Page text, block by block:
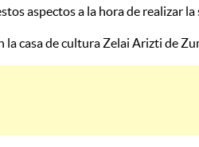
aspectos a la hora de realizar la
la casa de cultura Zelai Arizti de